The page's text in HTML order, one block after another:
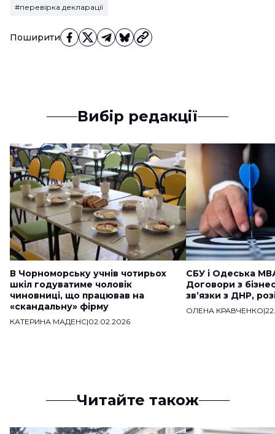
Поширити
#перевірка декларації
Вибір редакції
В Чорноморську учнів чотирьох
шкіл годуватиме чоловік
чиновниці, що працював на
«скандальну» фірму
КАТЕРИНА МАДЕНС|02.02.2026
СБУ і Одеська
Договори з
звʼязки з ДНР,
ОЛЕНА КРАВЧЕНКО|
Читайте також